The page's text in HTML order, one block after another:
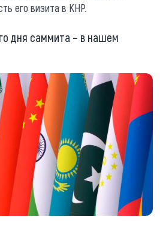
его визита в КНР.
дня саммита – в нашем